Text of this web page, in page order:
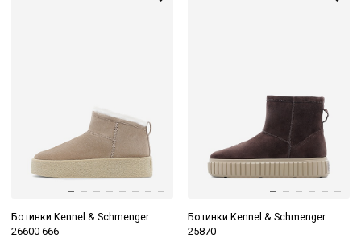
Ботинки Kennel & Schmenger
26600-666
Ботинки Kennel & Schmenger
25870